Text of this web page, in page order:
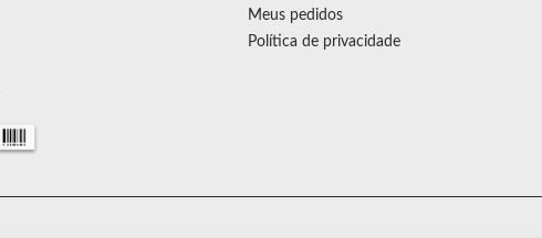
Meus pedidos
Política de privacidade